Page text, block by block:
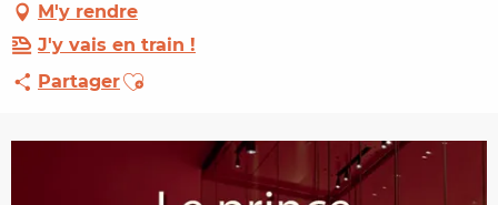
M'y rendre
J'y vais en train !
PartagerAjouter aux favoris